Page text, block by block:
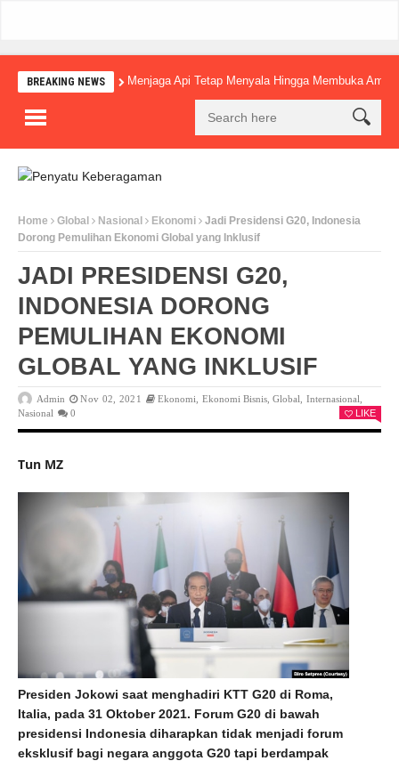
BREAKING NEWS Menjaga Api Tetap Menyala Hingga Membuka
Home Global Nasional Ekonomi
Jadi Presidensi G20, Indonesia
Dorong Pemulihan Ekonomi Global yang Inklusif
JADI PRESIDENSI G20,
INDONESIA DORONG
PEMULIHAN EKONOMI
GLOBAL YANG INKLUSIF
Admin Nov 02, 2021 Ekonomi Ekonomi Bisnis,Global ,Internasional
Nasional
0 LIKE
Tun MZ
Presiden Jokowi saat menghadiri KTT G20 di Roma,
Italia, pada 31 Oktober 2021. Forum G20 di bawah
presidensi Indonesia diharapkan tidak menjadi forum
eksklusif bagi negara anggota G20 tapi berdampak